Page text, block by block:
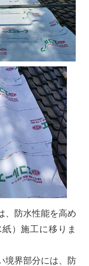
、防水性能を高め
）施工に移りま
境界部分には、防